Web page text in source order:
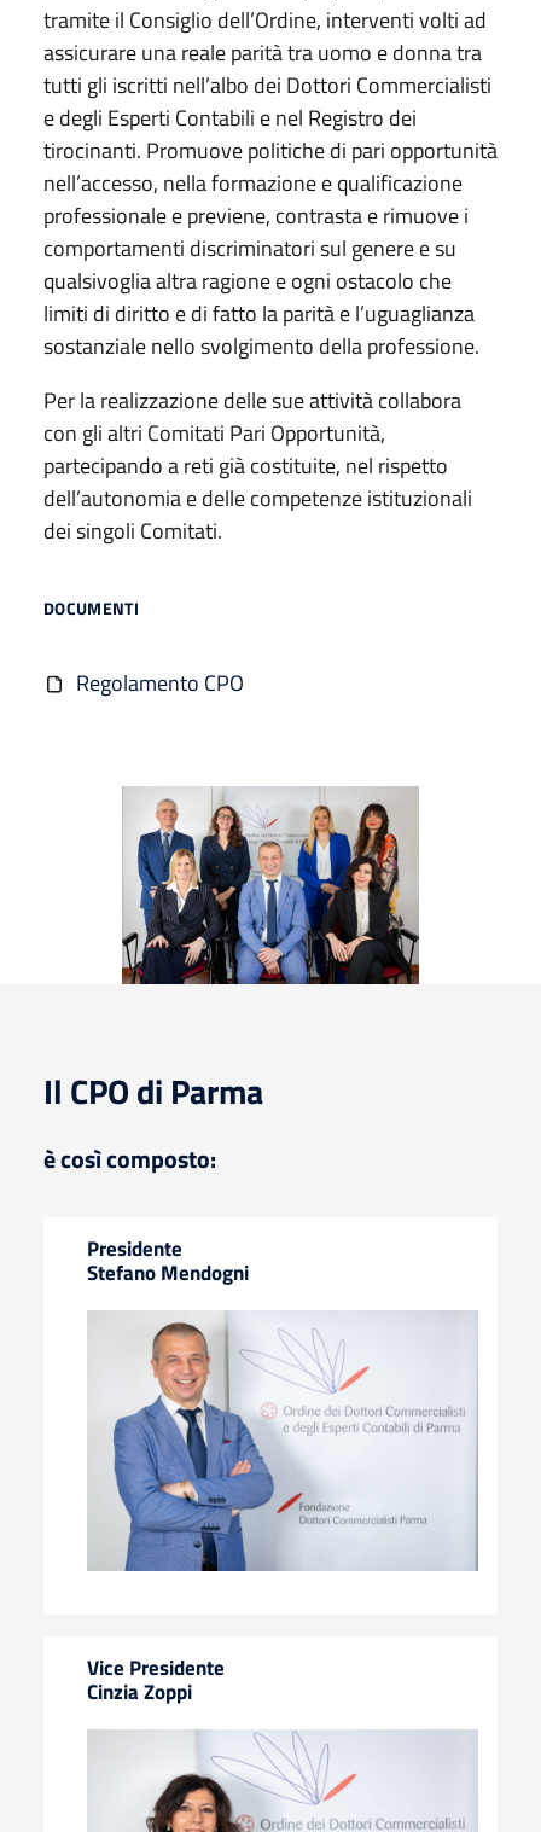
tramite il Consiglio dell’Ordine, interventi volti ad
assicurare una reale parità tra uomo e donna tra
tutti gli iscritti nell’albo dei Dottori Commercialisti
e degli Esperti Contabili e nel Registro dei
tirocinanti. Promuove politiche di pari opportunità
nell’accesso, nella formazione e qualificazione
professionale e previene, contrasta e rimuove i
comportamenti discriminatori sul genere e su
qualsivoglia altra ragione e ogni ostacolo che
limiti di diritto e di fatto la parità e l’uguaglianza
sostanziale nello svolgimento della professione.
Per la realizzazione delle sue attività collabora
con gli altri Comitati Pari Opportunità,
partecipando a reti già costituite, nel rispetto
dell’autonomia e delle competenze istituzionali
dei singoli Comitati.
DOCUMENTI
Regolamento CPO
Il CPO di Parma
è così composto:
Presidente
Stefano Mendogni
Vice Presidente
Cinzia Zoppi